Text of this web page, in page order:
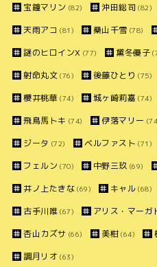
宝鐘マリン (82) 沖田総司 (82)
天雨アコ (81) 桑山千雪 (78)
謎のヒロインX (77) 黛冬優子
射命丸文 (76) 後藤ひとり (75)
櫻井桃華 (74) 城ヶ崎莉嘉 (74)
飛鳥馬トキ (74) 伊落マリー
ジータ (72) ベルファスト (71)
フェルン (70) 中野三玖 (69)
井ノ上たきな (69) キャル (68)
古手川唯 (67) アリス・マーガ
杏山カズサ (66) 美柑 (64)
調月リオ (63)